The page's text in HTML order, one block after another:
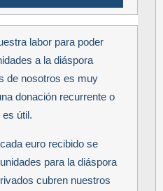
labor para poder
a la diáspora
de nosotros es muy
donación recurrente o
es útil.
euro recibido se
para la diáspora
cubren nuestros